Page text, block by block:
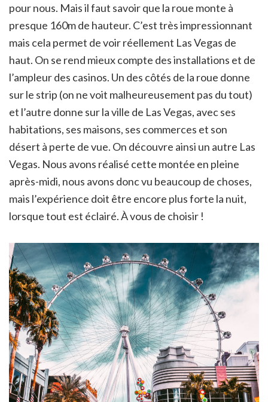
pour nous. Mais il faut savoir que la roue monte à
presque 160m de hauteur. C’est très impressionnant
mais cela permet de voir réellement Las Vegas de
haut. On se rend mieux compte des installations et de
l’ampleur des casinos. Un des côtés de la roue donne
sur le strip (on ne voit malheureusement pas du tout)
et l’autre donne sur la ville de Las Vegas, avec ses
habitations, ses maisons, ses commerces et son
désert à perte de vue. On découvre ainsi un autre Las
Vegas. Nous avons réalisé cette montée en pleine
après-midi, nous avons donc vu beaucoup de choses,
mais l’expérience doit être encore plus forte la nuit,
lorsque tout est éclairé. À vous de choisir !